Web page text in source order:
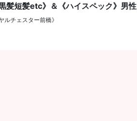
短髪etc》＆《ハイスペック》男性
チェスター前橋》